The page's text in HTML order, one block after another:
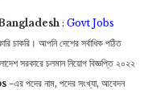
: Govt Jobs
চাকরি। আপনি দেশের সর্বাধিক পঠিত
সরকারে চলমান নিয়োগ বিজ্ঞপ্তি ২০২২
-এর পদের নাম, পদের সংখ্যা, আবেদন